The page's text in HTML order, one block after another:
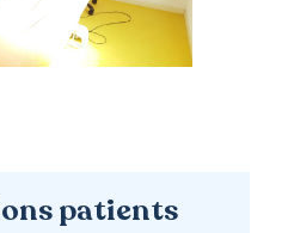
patients